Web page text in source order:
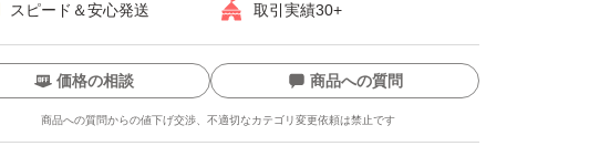
スピード＆安心発送 取引実績30+
価格の相談 商品への質問
商品への質問からの値下げ交渉、不適切なカテゴリ変更依頼は禁止です